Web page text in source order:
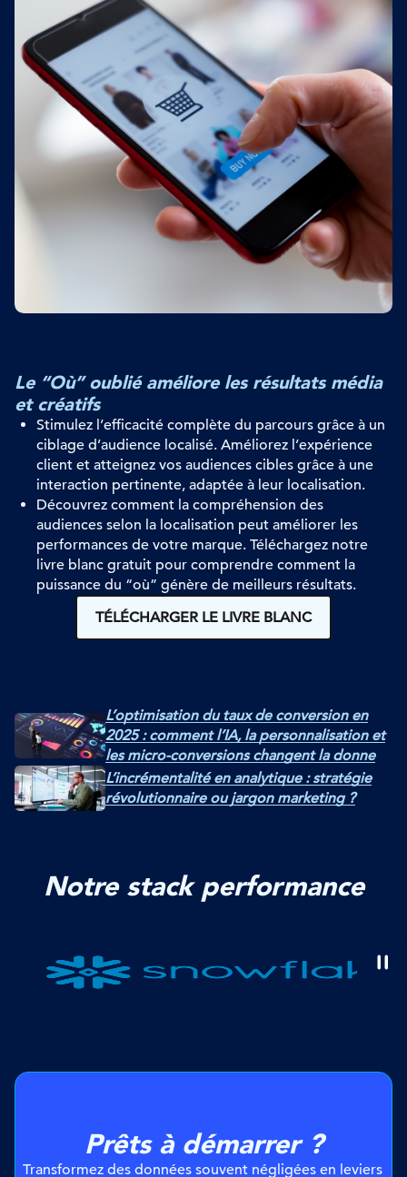
Le “Où” oublié améliore les résultats média
et créatifs
Stimulez l’efficacité complète du parcours grâce à un
ciblage d’audience localisé. Améliorez l’expérience
client et atteignez vos audiences cibles grâce à une
interaction pertinente, adaptée à leur localisation.
Découvrez comment la compréhension des
audiences selon la localisation peut améliorer les
performances de votre marque. Téléchargez notre
livre blanc gratuit pour comprendre comment la
puissance du “où” génère de meilleurs résultats.
TÉLÉCHARGER LE LIVRE BLANC
L’optimisation du taux de conversion en
2025 : comment l’IA, la personnalisation et
les micro-conversions changent la donne
L’incrémentalité en analytique : stratégie
révolutionnaire ou jargon marketing ?
Notre stack performance
Prêts à démarrer ?
Transformez des données souvent négligées en leviers